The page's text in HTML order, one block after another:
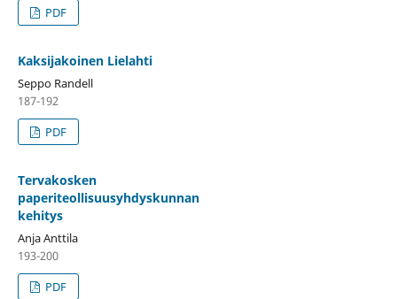
PDF
Kaksijakoinen Lielahti
Seppo Randell
187-192
PDF
Tervakosken
paperiteollisuusyhdyskunnan
kehitys
Anja Anttila
193-200
PDF